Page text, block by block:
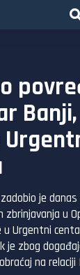
Banji,
je
zbrinjavanja u
u Urgentni
je zbog
na relaciji